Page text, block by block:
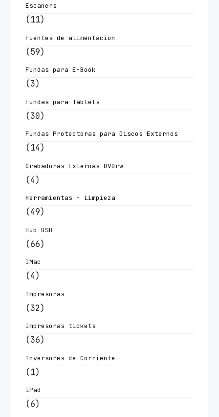
Escaners
(11)
Fuentes de alimentacion
(59)
Fundas para E-Book
(3)
Fundas para Tablets
(30)
Fundas Protectoras para Discos Externos
(14)
Grabadoras Externas DVDrw
(4)
Herramientas - Limpieza
(49)
Hub USB
(66)
IMac
(4)
Impresoras
(32)
Impresoras tickets
(36)
Inversores de Corriente
(1)
iPad
(6)